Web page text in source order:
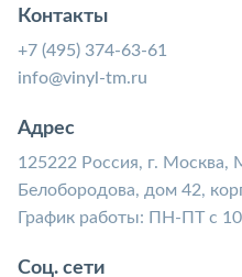
Контакты
+7 (495) 374-63-61
info@vinyl-tm.ru
Адрес
125222 Россия, г. Москва,
Белобородова, дом 42,
График работы: ПН-ПТ с
Соц. сети